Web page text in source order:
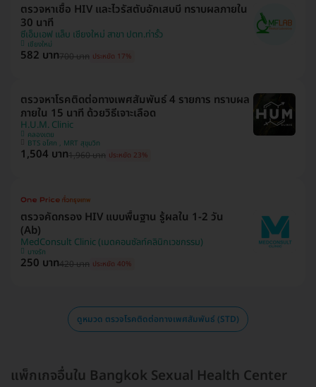
ตรวจหาเชื้อ HIV และไวรัสตับอักเสบบี ทราบผลภายใน
30 นาที
ซีเอ็มเอฟ แล็บ เชียงใหม่ สาขา ปตท.ท่ารั้ว
เชียงใหม่
582 บาท700 บาท ประหยัด 17%
ตรวจหาโรคติดต่อทางเพศสัมพันธ์ 4 รายการ ทราบผล
ภายใน 15 นาที ด้วยวิธีเจาะเลือด
H.U.M. Clinic
คลองเตย
BTS อโศก , MRT สุขุมวิท
1,504 บาท1,960 บาท ประหยัด 23%
ตรวจคัดกรอง HIV แบบพื้นฐาน รู้ผลใน 1-2 วัน
(Ab)
MedConsult Clinic (เมดคอนซัลท์คลินิกเวชกรรม)
บางรัก
250 บาท420 บาท ประหยัด 40%
ดูหมวด ตรวจโรคติดต่อทางเพศสัมพันธ์ (STD)
แพ็กเกจอื่นใน Bangkok Sexual Health Center